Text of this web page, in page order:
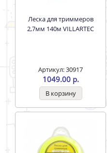
Артикул: 30917
1049.00 р.